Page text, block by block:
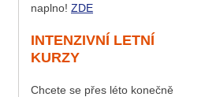
naplno! ZDE
INTENZIVNÍ LETNÍ
KURZY
Chcete se přes léto konečně